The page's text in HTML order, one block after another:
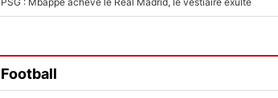
Football